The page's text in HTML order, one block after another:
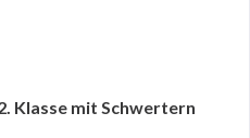
Klasse mit Schwertern